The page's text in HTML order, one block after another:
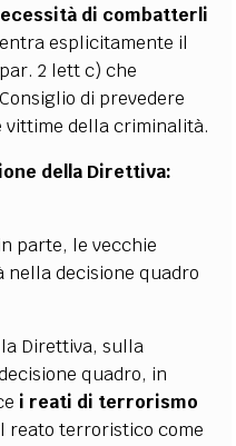
di combatterli
esplicitamente il
2 lett c) che
di prevedere
della criminalità.
della Direttiva:
parte, le vecchie
decisione quadro
Direttiva, sulla
quadro, in
i reati di terrorismo
reato terroristico come